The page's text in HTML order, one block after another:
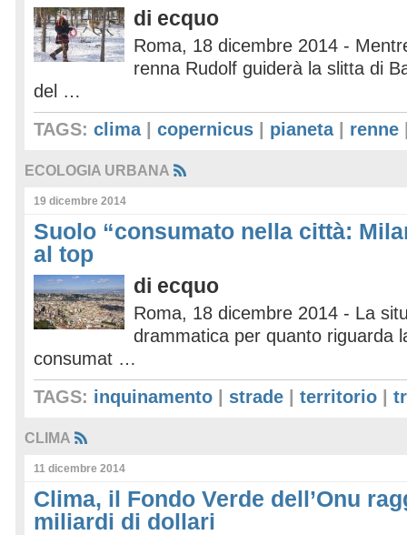
di ecquo
Roma, 18 dicembre 2014 -
renna Rudolf guiderà la slitta di
del …
TAGS: clima| copernicus pianeta| renne
ECOLOGIA URBANA
19 dicembre 2014
Suolo “consumato nella città:
al top
di ecquo
Roma, 18 dicembre 2014 - La
drammatica per quanto riguarda
consumat …
TAGS: inquinamento strade territorio
CLIMA
11 dicembre 2014
Clima, il Fondo Verde dell’Onu
miliardi di dollari